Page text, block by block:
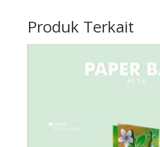
Produk Terkait